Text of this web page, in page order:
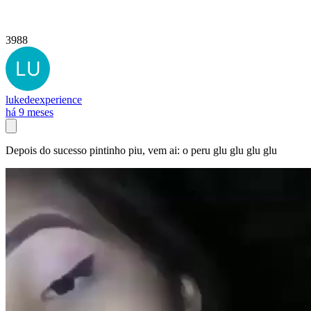
3988
lukedeexperience
há 9 meses
Depois do sucesso pintinho piu, vem ai: o peru glu glu glu glu